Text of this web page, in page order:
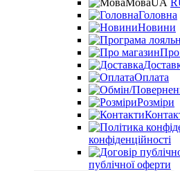
Головна
Новини
Про
Оплата
Розміри
конфіденційності
публічної оферти